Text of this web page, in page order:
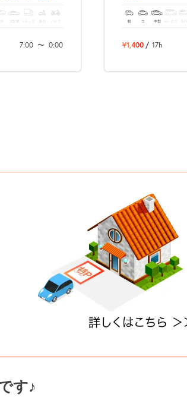
SUV 大型車 トラック バイク
7:00 〜 0:00
軽 コ 中型 ボックス SUV
¥1,400 / 17h
す♪